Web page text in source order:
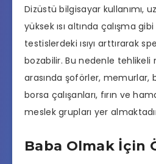
Dizüstü bilgisayar kullanımı,
yüksek ısı altında çalışma
testislerdeki ısıyı arttırarak
bozabilir. Bu nedenle tehlikeli
arasında şoförler, memurlar,
borsa çalışanları, fırın ve
meslek grupları yer
Baba Olmak İçin